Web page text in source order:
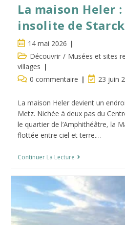
La maison Heler
insolite de
Publication
publiée :
14 mai 2026
Post
category:
Découvrir / Musées et sites
villages
Commentaires
la
publication :
0 commentaire
Dernière
de
publication :
23 juin
La maison Heler devient un
Metz. Nichée à deux pas du
le quartier de l’Amphithéâtre, la
flottée entre ciel et terre.…
Continuer La LectureLa
Maison
L’hôtel
Insolite
De
Starck
À